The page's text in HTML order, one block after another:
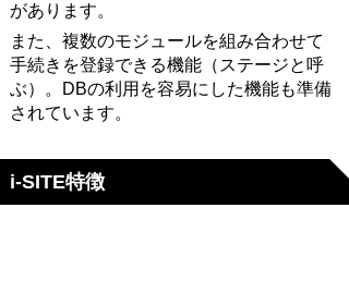
があります。
また、複数のモジュールを組み合わせて
手続きを登録できる機能（ステージと呼
ぶ）。DBの利用を容易にした機能も準備
されています。
i-SITE特徴